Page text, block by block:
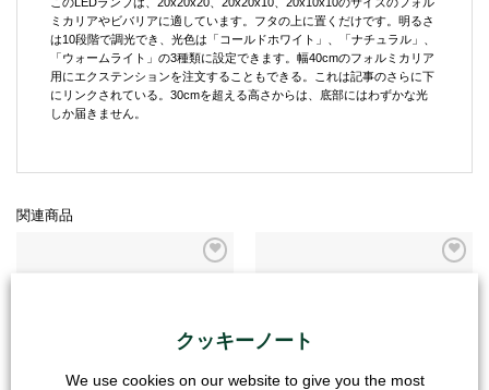
このLEDランプは、20x20x20、20x20x10、20x10x10のサイズのフォル
ミカリアやビバリアに適しています。フタの上に置くだけです。明るさ
は10段階で調光でき、光色は「コールドホワイト」、「ナチュラル」、
「ウォームライト」の3種類に設定できます。幅40cmのフォルミカリア
用にエクステンションを注文することもできる。これは記事のさらに下
にリンクされている。30cmを超える高さからは、底部にはわずかな光
しか届きません。
関連商品
クッキーノート
We use cookies on our website to give you the most